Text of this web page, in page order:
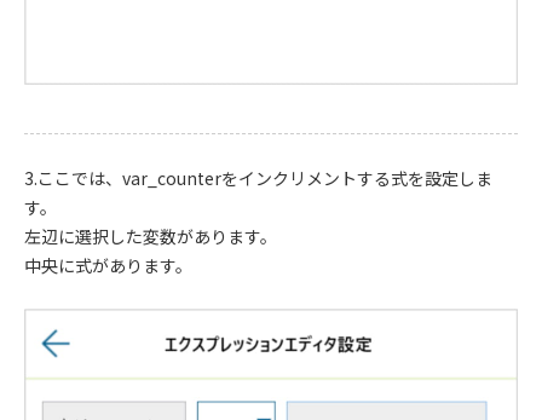
3.ここでは、var_counterをインクリメントする式を設定しま
す。
左辺に選択した変数があります。
中央に式があります。